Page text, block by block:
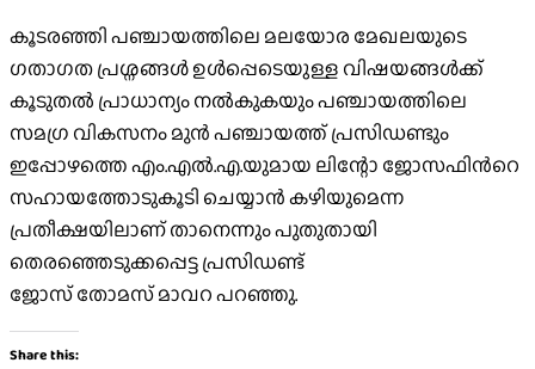
കൂടരഞ്ഞി പഞ്ചായത്തിലെ മലയോര മേഖലയുടെ
ഗതാഗത പ്രശ്നങ്ങൾ ഉൾപ്പെടെയുള്ള വിഷയങ്ങൾക്ക്
കൂടുതൽ പ്രാധാന്യം നൽകുകയും പഞ്ചായത്തിലെ
സമഗ്ര വികസനം മുൻ പഞ്ചായത്ത് പ്രസിഡണ്ടും
ഇപ്പോഴത്തെ എം.എൽ.എ.യുമായ ലിന്റോ ജോസഫിൻറെ
സഹായത്തോടുകൂടി ചെയ്യാൻ കഴിയുമെന്ന
പ്രതീക്ഷയിലാണ് താനെന്നും പുതുതായി
തെരഞ്ഞെടുക്കപ്പെട്ട പ്രസിഡണ്ട്
ജോസ് തോമസ് മാവറ പറഞ്ഞു.
Share this: